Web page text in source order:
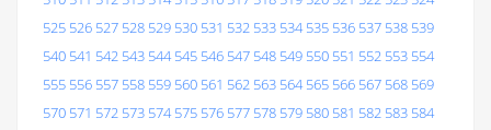
525 526 527 528 529 530 531 532 533 534 535 536 537 538 539
540 541 542 543 544 545 546 547 548 549 550 551 552 553 554
555 556 557 558 559 560 561 562 563 564 565 566 567 568 569
570 571 572 573 574 575 576 577 578 579 580 581 582 583 584